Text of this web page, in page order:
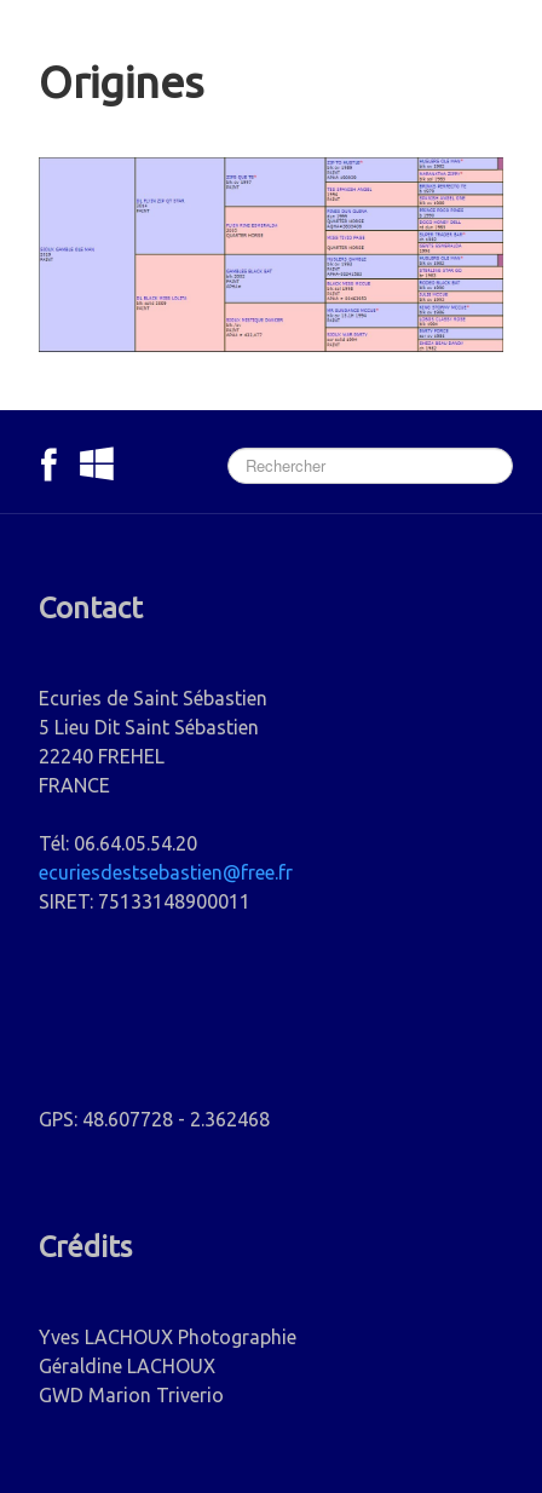
Origines
Contact
Ecuries de Saint Sébastien
5 Lieu Dit Saint Sébastien
22240 FREHEL
FRANCE
Tél: 06.64.05.54.20
ecuriesdestsebastien@free.fr
SIRET: 75133148900011
GPS: 48.607728 - 2.362468
Crédits
Yves LACHOUX Photographie
Géraldine LACHOUX
GWD Marion Triverio